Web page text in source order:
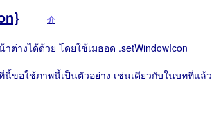
介
างได้ด้วย โดยใช้เมธอด .setWindowIcon
นี้ขอใช้ภาพนี้เป็นตัวอย่าง เช่นเดียวกับในบทที่แล้ว